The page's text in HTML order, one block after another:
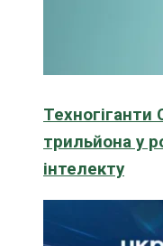
трильйона у
інтелекту